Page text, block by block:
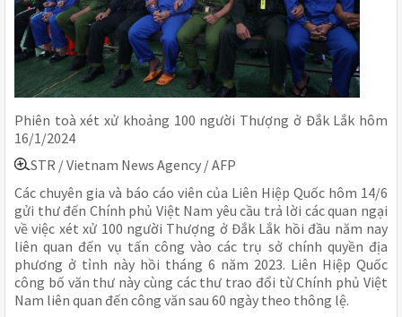
Phiên toà xét xử khoảng 100 người Thượng ở Đắk Lắk hôm
16/1/2024
STR / Vietnam News Agency / AFP
Các chuyên gia và báo cáo viên của Liên Hiệp Quốc hôm 14/6
gửi thư đến Chính phủ Việt Nam yêu cầu trả lời các quan ngại
về việc xét xử 100 người Thượng ở Đắk Lắk hồi đầu năm nay
liên quan đến vụ tấn công vào các trụ sở chính quyền địa
phương ở tỉnh này hồi tháng 6 năm 2023. Liên Hiệp Quốc
công bố văn thư này cùng các thư trao đổi từ Chính phủ Việt
Nam liên quan đến công văn sau 60 ngày theo thông lệ.